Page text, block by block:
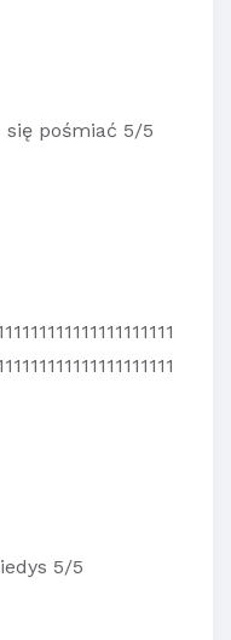
się pośmiać 5/5
5/5